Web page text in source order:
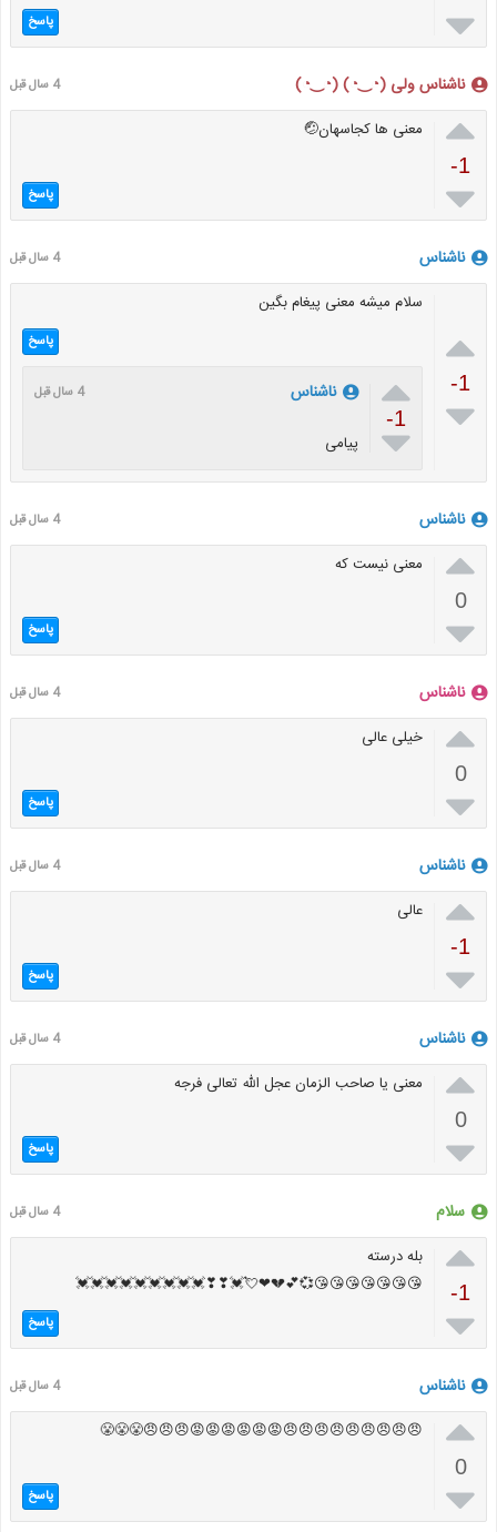
 پاسخ
ناشناس ولی (◔‿◔) (◔‿◔) 4 سال قبل

-1

معنی ها کجاسهان🤕
پاسخ
ناشناس 4 سال قبل

-1

سلام میشه معنی پیغام بگین
پاسخ

-1

ناشناس 4 سال قبل
پیامی
ناشناس 4 سال قبل

0

معنی نیست که
پاسخ
ناشناس 4 سال قبل

0

خیلی عالی
پاسخ
ناشناس 4 سال قبل

-1

عالی
پاسخ
ناشناس 4 سال قبل

0

معنی یا صاحب الزمان عجل الله تعالی فرجه
پاسخ
سلام 4 سال قبل

-1

بله درسته
😘😘😘😘😘😘😘💞💕💔❤💘💓❣❣💓💓💓💓💓💓💓💓💓
پاسخ
ناشناس 4 سال قبل

0

😠😠😠😠😠😠😠😠😠😡😡😡😡😡😡😠😠😠😤😤😤
پاسخ